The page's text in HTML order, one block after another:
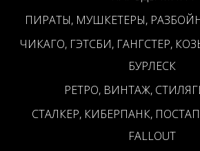
ПИРАТЫ, МУШКЕТЕРЫ,
ЧИКАГО, ГЭТСБИ, ГАНГСТЕР,
БУРЛЕСК
РЕТРО, ВИНТАЖ,
СТАЛКЕР, КИБЕРПАНК,
FALLOUT